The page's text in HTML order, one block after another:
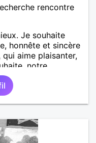
rencontre
Je souhaite
honnête et sincère
aime plaisanter,
notre
chantiers de
se détendre
C'est difficile
revanche, vous